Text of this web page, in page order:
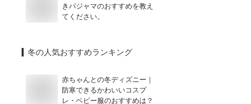
きパジャマのおすすめを教え
てください。
冬の人気おすすめランキング
赤ちゃんとの冬ディズニー｜
防寒できるかわいいコスプ
レ・ベビー服のおすすめは？